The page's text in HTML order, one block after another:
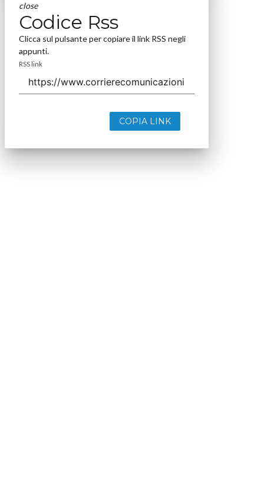
close
Codice Rss
Clicca sul pulsante per copiare il link RSS negli
appunti.
RSS link
COPIA LINK